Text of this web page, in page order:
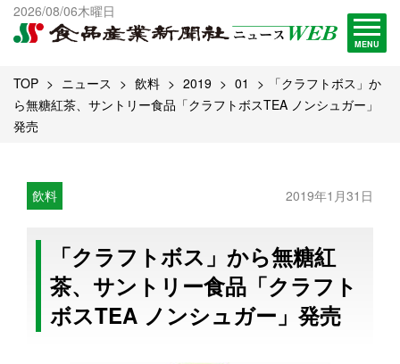
2026/08/06木曜日
MENU
出版物一覧へ
試読・購読申し込み
TOP ニュース 飲料 2019 01
「クラフトボス」か
ら無糖紅茶、サントリー食品「クラフトボスTEA ノンシュガー」
発売
飲料 2019年1月31日
「クラフトボス」から無糖紅
茶、サントリー食品「クラフト
ボスTEA ノンシュガー」発売